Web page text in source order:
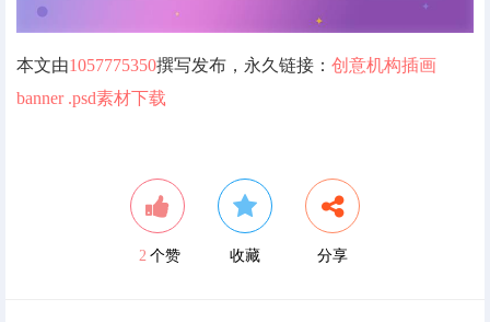
用户中心
本文由1057775350撰写发布，永久链接： 创意机构插画
banner .psd素材下载
2 个赞 收藏 分享